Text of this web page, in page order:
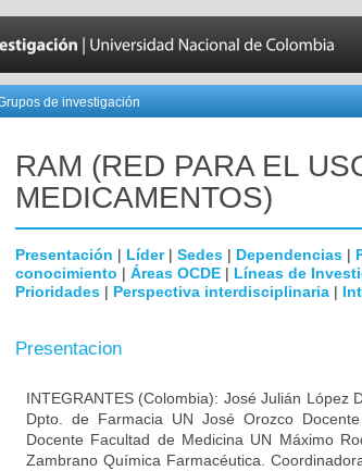
de investigación
RAM (RED PARA EL
MEDICAMENTOS)
Presentación | Líder| Sedes | Dependencias |
conocimiento | Áreas OCDE | Líneas de
Prioridades | Perspectiva interdisciplinaria |
Presentacion
INTEGRANTES (Colombia): José Julián López
Dpto. de Farmacia UN José Orozco
Docente Facultad de Medicina UN Máximo
Zambrano Química Farmacéutica.